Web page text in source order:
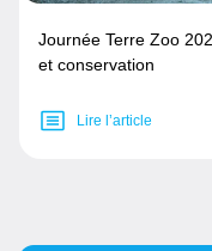
Journée Terre Zoo
et conservation
Lire l’article